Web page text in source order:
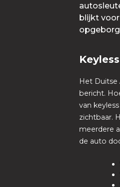
blijkt
Het Duitse
bericht.
van
zichtbaar.
meerdere
de auto